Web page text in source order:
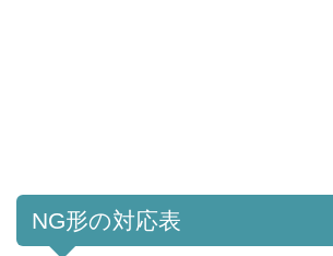
NG形の対応表